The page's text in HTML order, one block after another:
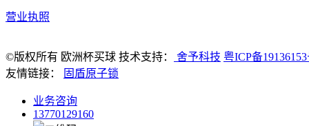
营业执照
©版权所有 欧洲杯买球 技术支持： 舍予科技 粤ICP备
友情链接：
固盾原子锁
业务咨询
13770129160